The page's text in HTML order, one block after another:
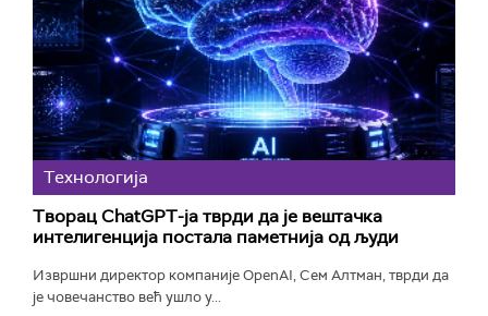
Технологијa
Творац ChatGPT-ја тврди да је вештачка
интелигенција постала паметнија од људи
Извршни директор компаније OpenAI, Сем Алтман, тврди да
је човечанство већ ушло у...